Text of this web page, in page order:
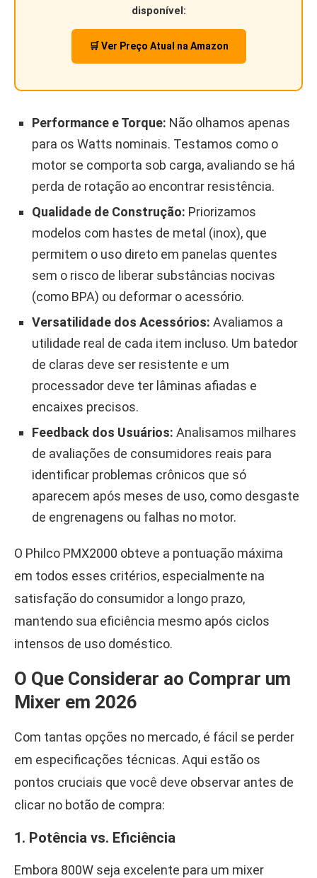
disponível:
🛒 Ver Preço Atual na Amazon
Performance e Torque: Não olhamos apenas
para os Watts nominais. Testamos como o
motor se comporta sob carga, avaliando se há
perda de rotação ao encontrar resistência.
Qualidade de Construção: Priorizamos
modelos com hastes de metal (inox), que
permitem o uso direto em panelas quentes
sem o risco de liberar substâncias nocivas
(como BPA) ou deformar o acessório.
Versatilidade dos Acessórios: Avaliamos a
utilidade real de cada item incluso. Um batedor
de claras deve ser resistente e um
processador deve ter lâminas afiadas e
encaixes precisos.
Feedback dos Usuários: Analisamos milhares
de avaliações de consumidores reais para
identificar problemas crônicos que só
aparecem após meses de uso, como desgaste
de engrenagens ou falhas no motor.
O Philco PMX2000 obteve a pontuação máxima
em todos esses critérios, especialmente na
satisfação do consumidor a longo prazo,
mantendo sua eficiência mesmo após ciclos
intensos de uso doméstico.
O Que Considerar ao Comprar um
Mixer em 2026
Com tantas opções no mercado, é fácil se perder
em especificações técnicas. Aqui estão os
pontos cruciais que você deve observar antes de
clicar no botão de compra:
1. Potência vs. Eficiência
Embora 800W seja excelente para um mixer